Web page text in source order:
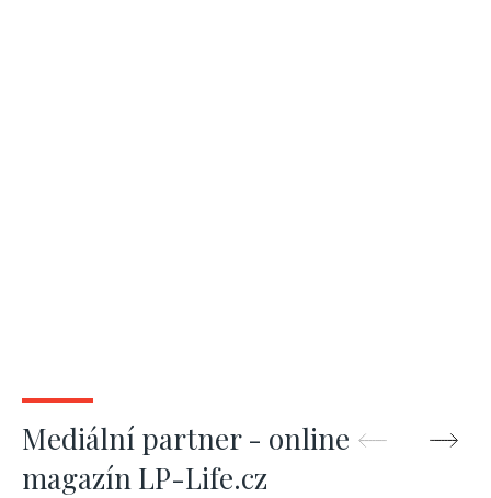
Mediální partner - online
magazín LP-Life.cz